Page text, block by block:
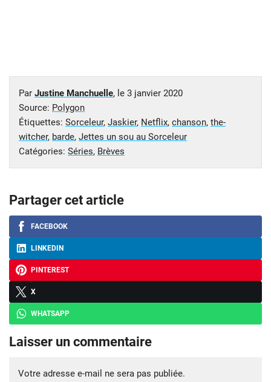
Par Justine Manchuelle, le 3 janvier 2020
Source: Polygon
Étiquettes: Sorceleur, Jaskier, Netflix, chanson, the-
witcher, barde, Jettes un sou au Sorceleur
Catégories: Séries, Brèves
Partager cet article
FACEBOOK
LINKEDIN
PINTEREST
X
WHATSAPP
Laisser un commentaire
Votre adresse e-mail ne sera pas publiée.